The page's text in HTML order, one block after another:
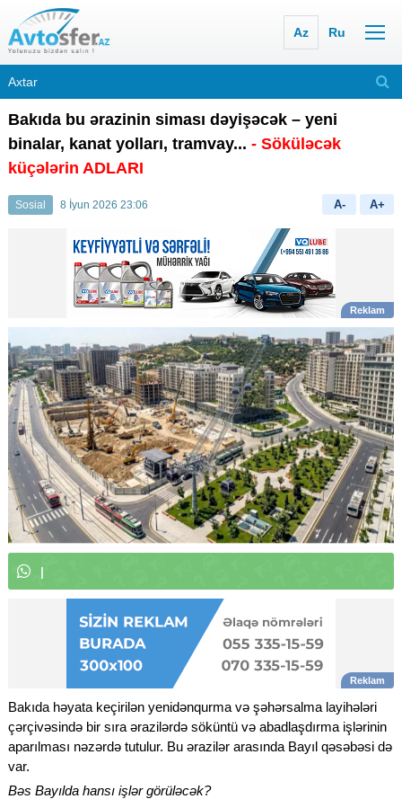
Az Ru
Bakıda bu ərazinin siması dəyişəcək – yeni
binalar, kanat yolları, tramvay... - Söküləcək
küçələrin ADLARI
Sosial 8 İyun 2026 23:06 A- A+
W
Bakıda həyata keçirilən yenidənqurma və şəhərsalma layihələri
çərçivəsində bir sıra ərazilərdə söküntü və abadlaşdırma işlərinin
aparılması nəzərdə tutulur. Bu ərazilər arasında Bayıl qəsəbəsi də
var.
Bəs Bayılda hansı işlər görüləcək?